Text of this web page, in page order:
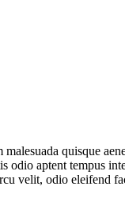
quisque
odio aptent tempus
velit, odio eleifend